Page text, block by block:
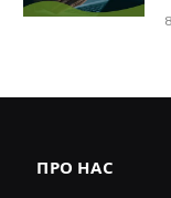
ПРО НАС